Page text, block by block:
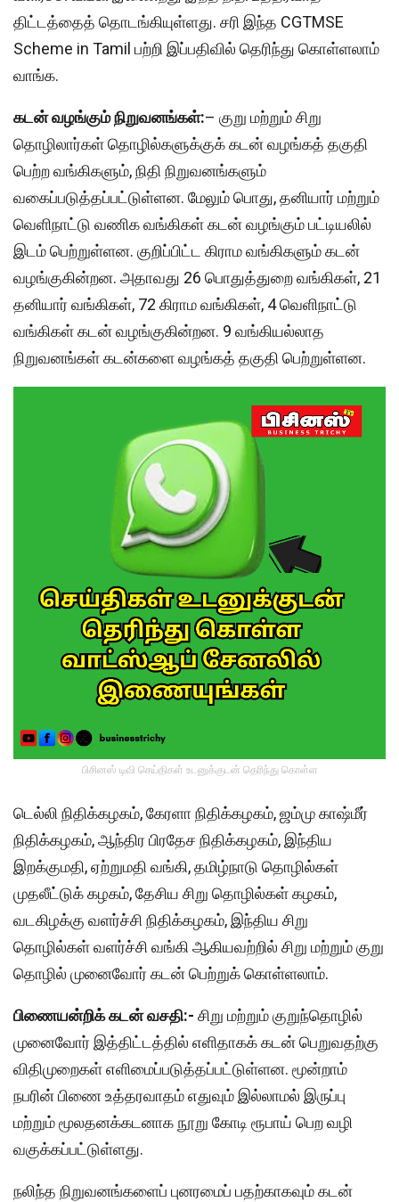
திட்டத்தைத் தொடங்கியுள்ளது. சரி இந்த CGTMSE
Scheme in Tamil பற்றி இப்பதிவில் தெரிந்து கொள்ளலாம்
வாங்க.
கடன் வழங்கும் நிறுவனங்கள்:– குறு மற்றும் சிறு
தொழிலார்கள் தொழில்களுக்குக் கடன் வழங்கத் தகுதி
பெற்ற வங்கிகளும், நிதி நிறுவனங்களும்
வகைப்படுத்தப்பட்டுள்ளன. மேலும் பொது, தனியார் மற்றும்
வெளிநாட்டு வணிக வங்கிகள் கடன் வழங்கும் பட்டியலில்
இடம் பெற்றுள்ளன. குறிப்பிட்ட கிராம வங்கிகளும் கடன்
வழங்குகின்றன. அதாவது 26 பொதுத்துறை வங்கிகள், 21
தனியார் வங்கிகள், 72 கிராம வங்கிகள், 4 வெளிநாட்டு
வங்கிகள் கடன் வழங்குகின்றன. 9 வங்கியல்லாத
நிறுவனங்கள் கடன்களை வழங்கத் தகுதி பெற்றுள்ளன.
பிசினஸ் டிவி செய்திகள் உடனுக்குடன் தெரிந்து கொள்ள
டெல்லி நிதிக்கழகம், கேரளா நிதிக்கழகம், ஜம்மு காஷ்மீர்
நிதிக்கழகம், ஆந்திர பிரதேச நிதிக்கழகம், இந்திய
இறக்குமதி, ஏற்றுமதி வங்கி, தமிழ்நாடு தொழில்கள்
முதலீட்டுக் கழகம், தேசிய சிறு தொழில்கள் கழகம்,
வடகிழக்கு வளர்ச்சி நிதிக்கழகம், இந்திய சிறு
தொழில்கள் வளர்ச்சி வங்கி ஆகியவற்றில் சிறு மற்றும் குறு
தொழில் முனைவோர் கடன் பெற்றுக் கொள்ளலாம்.
பிணையன்றிக் கடன் வசதி:- சிறு மற்றும் குறுந்தொழில்
முனைவோர் இத்திட்டத்தில் எளிதாகக் கடன் பெறுவதற்கு
விதிமுறைகள் எளிமைப்படுத்தப்பட்டுள்ளன. மூன்றாம்
நபரின் பிணை உத்தரவாதம் எதுவும் இல்லாமல் இருப்பு
மற்றும் மூலதனக்கடனாக நூறு கோடி ரூபாய் பெற வழி
வகுக்கப்பட்டுள்ளது.
நலிந்த நிறுவனங்களைப் புனரமைப் பதற்காகவும் கடன்